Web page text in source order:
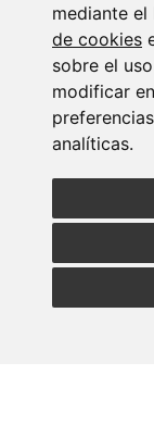
mediante
de cookies
sobre el
modificar
analíticas.